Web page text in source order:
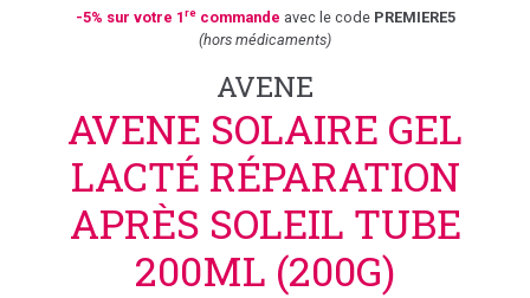
-5% sur votre 1recommande avec le code PREMIERE5
(hors médicaments)
AVENE
AVENE SOLAIRE GEL
LACTÉ RÉPARATION
APRÈS SOLEIL TUBE
200ML (200G)